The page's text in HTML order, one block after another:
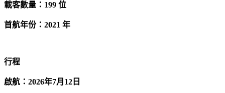
載客數量：199 位
首航年份：2021 年
行程
啟航：2026年7月12日